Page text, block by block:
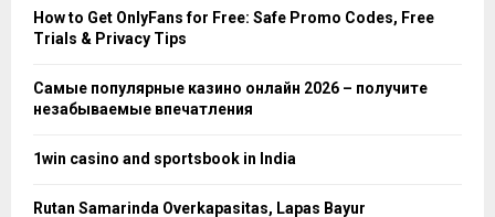
How to Get OnlyFans for Free: Safe Promo Codes, Free
Trials & Privacy Tips
Самые популярные казино онлайн 2026 – получите
незабываемые впечатления
1win casino and sportsbook in India
Rutan Samarinda Overkapasitas, Lapas Bayur